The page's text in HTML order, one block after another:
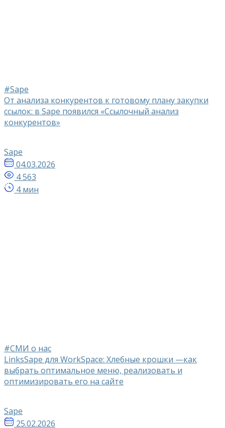
#Sape
От анализа конкурентов к готовому плану закупки
ссылок: в Sape появился «Ссылочный анализ
конкурентов»
Sape
04.03.2026
4 563
4 мин
#СМИ о нас
LinksSape для WorkSpace: Хлебные крошки —как
выбрать оптимальное меню, реализовать и
оптимизировать его на сайте
Sape
25.02.2026